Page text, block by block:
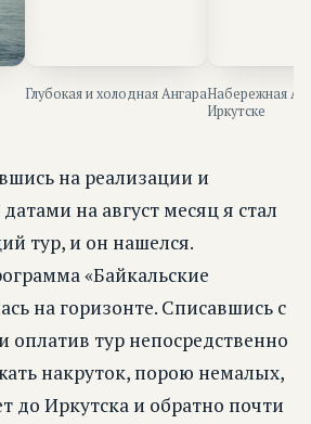
Глубокая и холодная АнгараНабережная
Иркутске
на реализации и
на август месяц я стал
тур, и он нашелся.
«Байкальские
на горизонте. Списавшись с
оплатив тур непосредственно
накруток, порою немалых,
до Иркутска и обратно почти